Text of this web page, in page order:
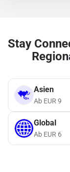
Stay
Asien
Ab EUR 9
Global
Ab EUR 6